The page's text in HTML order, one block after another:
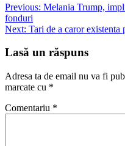
Navigare
în
Previous: Melania Trump,
fonduri
Next: Tari de a caror existenta
Lasă un răspuns
Adresa ta de email nu va fi
marcate cu *
Comentariu *